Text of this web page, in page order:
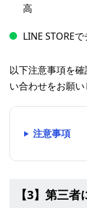
高
LINE STORE
以下注意事項を
い合わせをお願い
注意事項
【3】第三